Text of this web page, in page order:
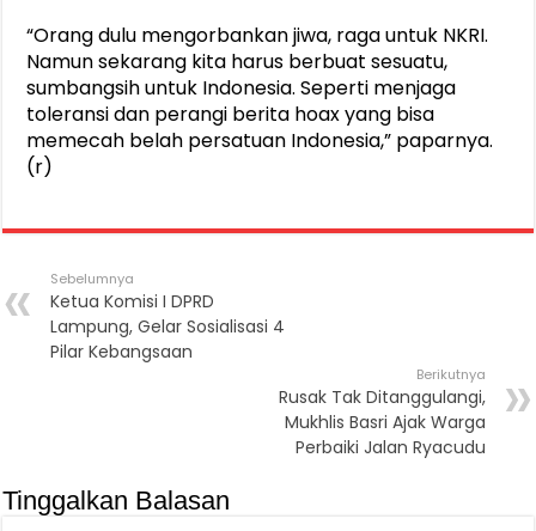
“Orang dulu mengorbankan jiwa, raga untuk NKRI.
Namun sekarang kita harus berbuat sesuatu,
sumbangsih untuk Indonesia. Seperti menjaga
toleransi dan perangi berita hoax yang bisa
memecah belah persatuan Indonesia,” paparnya.
(r)
Sebelumnya
Ketua Komisi I DPRD
Lampung, Gelar Sosialisasi 4
Pilar Kebangsaan
Berikutnya
Rusak Tak Ditanggulangi,
Mukhlis Basri Ajak Warga
Perbaiki Jalan Ryacudu
Tinggalkan Balasan